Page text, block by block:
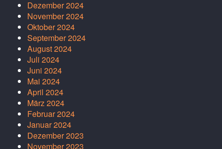
Dezember 2024
November 2024
Oktober 2024
September 2024
August 2024
Juli 2024
Juni 2024
Mai 2024
April 2024
März 2024
Februar 2024
Januar 2024
Dezember 2023
November 2023